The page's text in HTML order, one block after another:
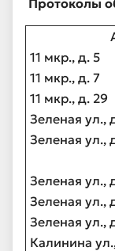
Протоколы
11 мкр., д. 5
11 мкр., д. 7
11 мкр., д. 29
Зеленая ул.,
Зеленая ул.,
Зеленая ул.,
Зеленая ул.,
Зеленая ул.,
Калинина